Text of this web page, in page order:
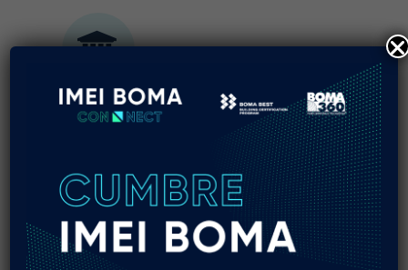
Inversión
$20,160 MXN + IVA
Asociados IMEI BOMA:
$16,800 MXN + IVA